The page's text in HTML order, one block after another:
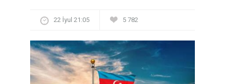
22 İyul 21:05 5 782